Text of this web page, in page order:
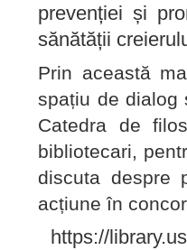
prevenției și
sănătății
Prin această
spațiu de dialog
Catedra de
bibliotecari,
discuta despre
acțiune în
https://